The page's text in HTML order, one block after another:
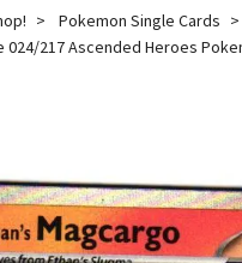
Pokemon Single Cards
024/217 Ascended Heroes